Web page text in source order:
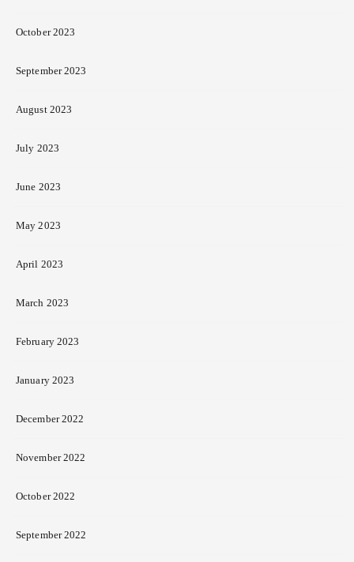
October 2023
September 2023
August 2023
July 2023
June 2023
May 2023
April 2023
March 2023
February 2023
January 2023
December 2022
November 2022
October 2022
September 2022